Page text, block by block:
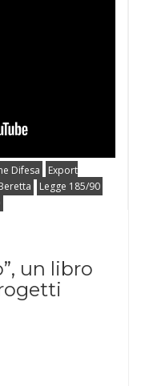
Difesa
Export
Legge 185/90
un libro